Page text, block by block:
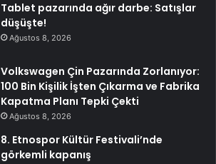
Tablet pazarında ağır darbe: Satışlar
düşüşte!
Ağustos 8, 2026
Volkswagen Çin Pazarında Zorlanıyor:
100 Bin Kişilik İşten Çıkarma ve Fabrika
Kapatma Planı Tepki Çekti
Ağustos 8, 2026
8. Etnospor Kültür Festivali’nde
görkemli kapanış